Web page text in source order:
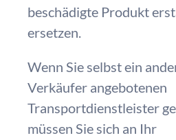
beschädigte Produkt
ersetzen.
Wenn Sie selbst ein
Verkäufer angebotenen
Transportdienstleister
müssen Sie sich an Ihr